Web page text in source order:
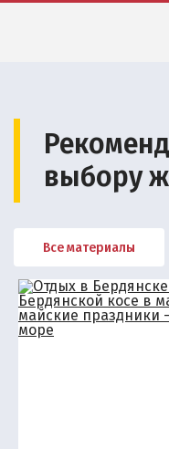
выбору
Все материалы